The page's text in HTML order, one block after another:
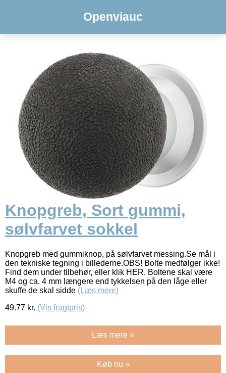
Openviauc
Knopgreb, Sort gummi,
sølvfarvet sokkel
Knopgreb med gummiknop, på sølvfarvet messing.Se mål i
den tekniske tegning i billederne.OBS! Bolte medfølger ikke!
Find dem under tilbehør, eller klik HER. Boltene skal være
M4 og ca. 4 mm længere end tykkelsen på den låge eller
skuffe de skal sidde (Læs mere)
49.77 kr. (Vis fragtpris)
Læs mere »
Køb nu »